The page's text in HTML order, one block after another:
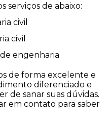
serviços de abaixo:
civil
civil
engenharia
de forma excelente e
diferenciado e
de sanar suas dúvidas.
em contato para saber